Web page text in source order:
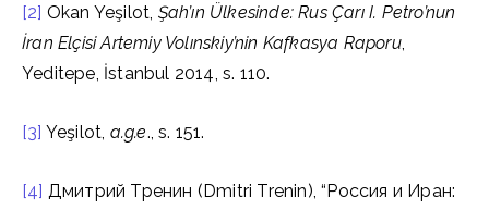
[2] Okan Yeşilot, Şah’ın Ülkesinde: Rus Çarı I. Petro’nun
İran Elçisi Artemiy Volınskiy’nin Kafkasya Raporu,
Yeditepe, İstanbul 2014, s. 110.
[3] Yeşilot, a.g.e., s. 151.
[4] Дмитрий Тренин (Dmitri Trenin), “Россия и Иран: